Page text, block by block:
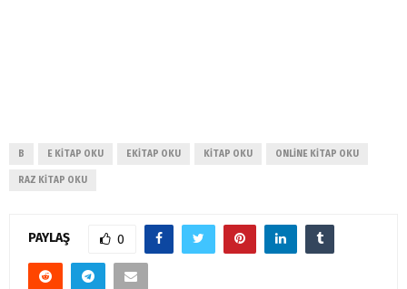
B E KITAP OKU EKITAP OKU KITAP OKU ONLINE KITAP OKU
RAZ KITAP OKU
PAYLAŞ 0